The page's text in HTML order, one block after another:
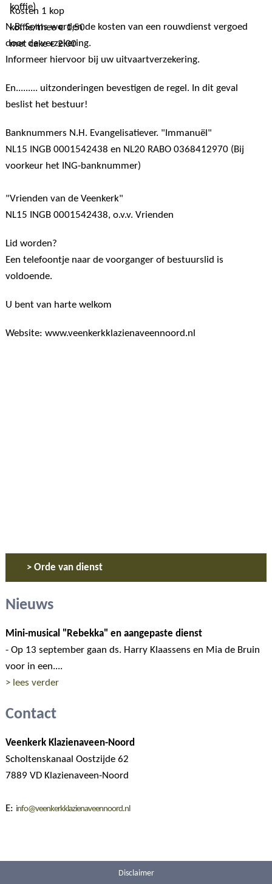
koffie)
Kosten 1 kop
koffie/thee € 1,50
met cake € 2.00
N.B. Soms worden de kosten van een rouwdienst vergoed
door de verzekering.
Informeer hiervoor bij uw uitvaartverzekering.
En......... uitzonderingen bevestigen de regel. In dit geval
beslist het bestuur!
Banknummers N.H. Evangelisatiever. "Immanuël"
NL15 INGB 0001542438 en NL20 RABO 0368412970 (Bij
voorkeur het ING-banknummer)
"Vrienden van de Veenkerk"
NL15 INGB 0001542438, o.v.v. Vrienden
Lid worden?
Een telefoontje naar de voorganger of bestuurslid is
voldoende.
U bent van harte welkom
Website: www.veenkerkklazienaveennoord.nl
> Orde van dienst
Nieuws
Mini-musical "Rebekka" en aangepaste dienst
- Op 13 september gaan ds. Harry Klaassens en Mia de Bruin
voor in een....
> lees verder
Contact
Veenkerk Klazienaveen-Noord
Scholtenskanaal Oostzijde 62
7889 VD Klazienaveen-Noord
E: info@veenkerkklazienaveennoord.nl
Disclaimer